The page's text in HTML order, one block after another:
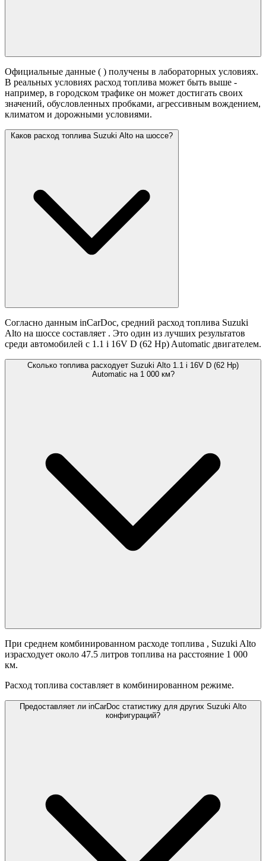
Официальные данные ( ) получены в лабораторных условиях.
В реальных условиях расход топлива может быть выше -
например, в городском трафике он может достигать своих
значений, обусловленных пробками, агрессивным вождением,
климатом и дорожными условиями.
Каков расход топлива Suzuki Alto на шоссе?
Согласно данным inCarDoc, средний расход топлива Suzuki
Alto на шоссе составляет . Это один из лучших результатов
среди автомобилей с 1.1 i 16V D (62 Hp) Automatic двигателем.
Сколько топлива расходует Suzuki Alto 1.1 i 16V D (62 Hp)
Automatic на 1 000 км?
При среднем комбинированном расходе топлива , Suzuki Alto
израсходует около 47.5 литров топлива на расстояние 1 000
км.
Расход топлива составляет в комбинированном режиме.
Предоставляет ли inCarDoc статистику для других Suzuki Alto
конфигураций?